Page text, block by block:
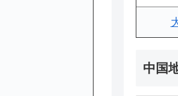
中国